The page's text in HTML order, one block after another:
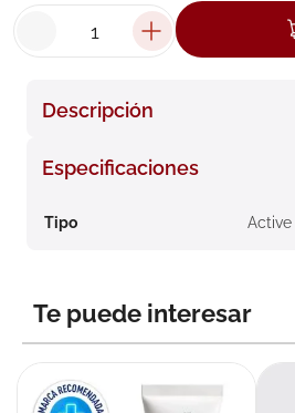
Descripción
Especificaciones
Tipo Active
Te puede interesar
5. cerave
roche posay
9. nivea